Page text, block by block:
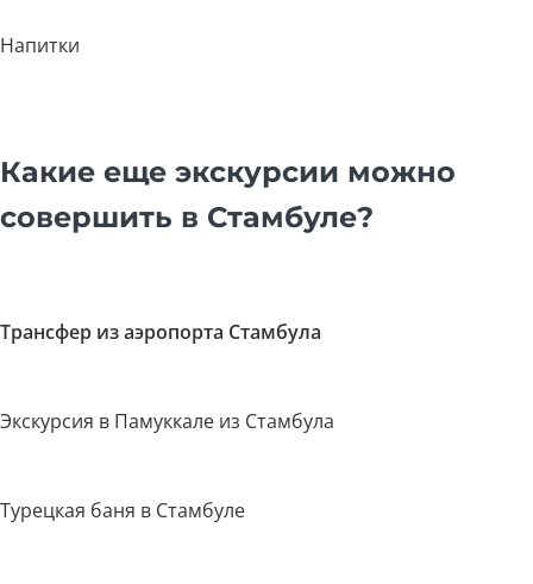
Напитки
Какие еще экскурсии можно
совершить в Стамбуле?
Трансфер из аэропорта Стамбула
Экскурсия в Памуккале из Стамбула
Турецкая баня в Стамбуле